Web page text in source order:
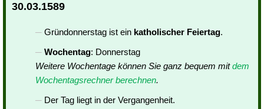
30.03.1589
Gründonnerstag ist ein katholischer Feiertag.
Wochentag: Donnerstag
Weitere Wochentage können Sie ganz bequem mitdem
Wochentagsrechner berechnen.
Der Tag liegt in der Vergangenheit.